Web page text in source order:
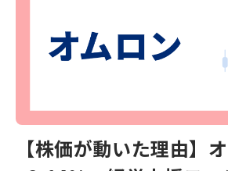
【株価が動いた理由】